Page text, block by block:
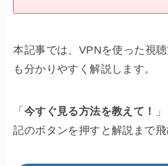
本記事では、VPNを使った視
も分かりやすく解説します。
「 今すぐ見る方法を教えて！
記のボタンを押すと解説まで飛